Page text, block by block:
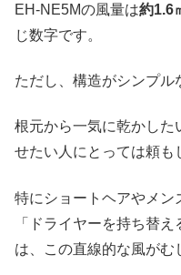
EH-NE5Mの風量は約1.6
じ数字です。
ただし、構造がシンプル
根元から一気に乾かした
せたい人にとっては頼も
特にショートヘアやメン
「ドライヤーを持ち替
は、この直線的な風がむ